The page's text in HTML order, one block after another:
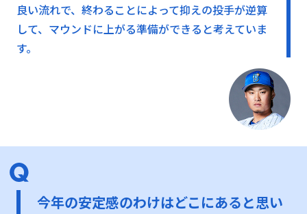
良い流れで、終わることによって抑えの投手が逆算
して、マウンドに上がる準備ができると考えていま
す。
今年の安定感のわけはどこにあると思い